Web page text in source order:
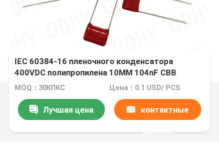
IEC 60384-16 пленочного конденсатора
400VDC полипропилена 10MM 104nF CBB
MOQ：30КПКС Цена：0.1 USD/ PCS
Лучшая цена контактные
данные